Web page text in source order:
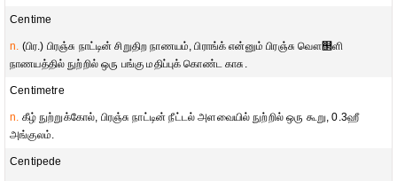
Centime
n. (பிர.) பிரஞ்சு நாட்டின் சிறுதிற நாணயம், பிராங்க் என்னும் பிரஞ்சு வௌ஢ளி
நாணயத்தில் நுற்றில் ஒரு பங்கு மதிப்புக் கொண்ட காசு.
Centimetre
n. கீழ் நுற்றுக்கோல், பிரஞ்சு நாட்டின் நீட்டல் அளவையில் நுற்றில் ஒரு கூறு, 0.3ஹீ
அங்குலம்.
Centipede